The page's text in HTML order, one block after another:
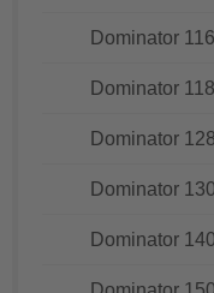
Dominator
Dominator 118
Dominator
Dominator 130
Dominator 140